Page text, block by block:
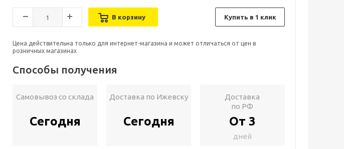
В корзину Купить в 1 клик
Цена действительна только для интернет-магазина и может отличаться от цен в
розничных магазинах
Способы получения
Самовывоз со склада
Сегодня
Доставка по Ижевску
Сегодня
Доставка
по РФ
От 3
дней